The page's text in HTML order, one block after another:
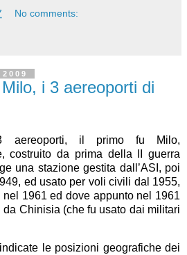
No comments:
i 3 aereoporti di
aereoporti, il primo fu Milo,
costruito da prima della II guerra
una stazione gestita dall’ASI, poi
ed usato per voli civili dal 1955,
1961 ed dove appunto nel 1961
Chinisia (che fu usato dai militari
le posizioni geografiche dei